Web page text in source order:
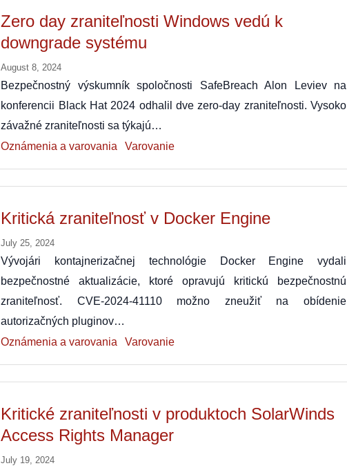
Zero day zraniteľnosti Windows vedú k
downgrade systému
August 8, 2024
Bezpečnostný výskumník spoločnosti SafeBreach Alon Leviev na
konferencii Black Hat 2024 odhalil dve zero-day zraniteľnosti. Vysoko
závažné zraniteľnosti sa týkajú…
Oznámenia a varovania
Varovanie
Kritická zraniteľnosť v Docker Engine
July 25, 2024
Vývojári kontajnerizačnej technológie Docker Engine vydali
bezpečnostné aktualizácie, ktoré opravujú kritickú bezpečnostnú
zraniteľnosť. CVE-2024-41110 možno zneužiť na obídenie
autorizačných pluginov…
Oznámenia a varovania
Varovanie
Kritické zraniteľnosti v produktoch SolarWinds
Access Rights Manager
July 19, 2024